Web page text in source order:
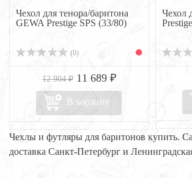
Чехол для тенора/баритона
GEWA Prestige SPS (33/80)
(0)
12 904 ₽ 11 689 ₽
В корзину
Чехол
Чехлы и футляры для баритонов купить.
доставка Санкт-Петербург и